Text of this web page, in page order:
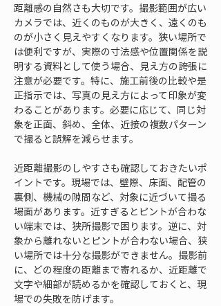
距離感の自然さも大切です。撮影範囲が広い
カメラでは、近くのものが大きく、遠くのも
のが小さく見えやすくなります。狭い場所で
は便利ですが、実際の寸法感や位置関係を説
明する資料として使う場合、見え方の誇張に
注意が必要です。特に、施工前後の比較や是
正指示では、写真の見え方によって印象が変
わることがあります。必要に応じて、同じ対
象を正面、斜め、全体、近接の複数パターン
で撮ると誤解を減らせます。
近距離撮影のしやすさも確認しておきたいポ
イントです。現場では、壁際、床面、配管の
裏側、機械の隙間など、対象に近づいて撮る
場面があります。近すぎるとピントが合わな
い端末では、狭所撮影で困ります。逆に、対
象から離れないとピントが合わない場合、狭
い場所では十分な撮影ができません。撮影前
に、どの程度の距離まで寄れるか、近距離で
文字や細部が読めるかを確認しておくと、現
場での失敗を防げます。